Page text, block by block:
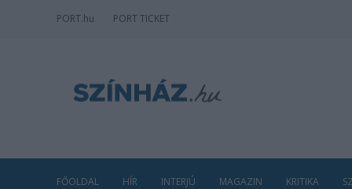
PORT.hu PORT TICKET
FŐOLDAL HÍR INTERJÚ MAGAZIN KRITIKA